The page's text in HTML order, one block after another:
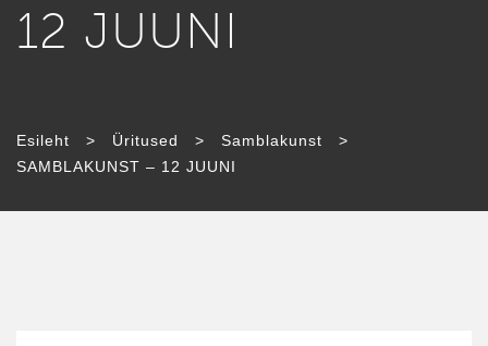
12 JUUNI
Esileht > Üritused > Samblakunst
>
SAMBLAKUNST – 12 JUUNI